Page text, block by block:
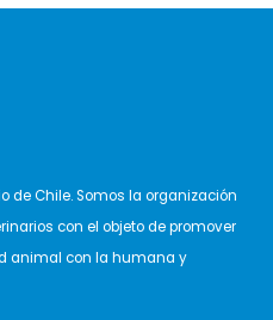
de Chile. Somos la organización
con el objeto de promover
animal con la humana y